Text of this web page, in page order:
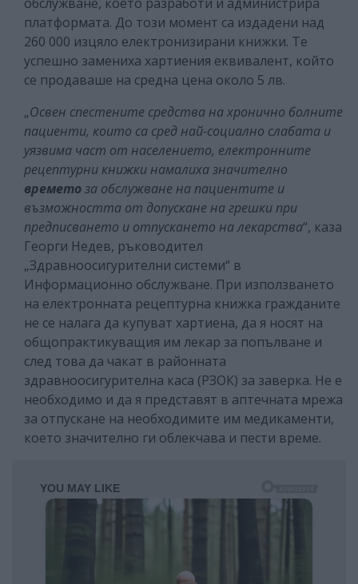
платформата. До този момент са издадени над
260 000 изцяло електронизирани книжки. Те
успешно замениха хартиения еквивалент, който
се продаваше на средна цена около 5 лв.
„Освен спестените средства на хронично болните
пациенти, които са сред най-социално слабата и
уязвима част от населението, електронните
рецептурни книжки намалиха значително
времетоза обслужване на пациентите и
възможността от допускане на грешки при
предписването и отпускането на лекарства“, каза
Георги Недев, ръководител
„Здравноосигурителни системи“ в
Информационно обслужване. При използването
на електронната рецептурна книжка гражданите
не се налага да купуват хартиена, да я носят на
общопрактикуващия им лекар за попълване и
след това да чакат в районната
здравноосигурителна каса (РЗОК) за заверка. Не е
необходимо и да я представят в аптечната мрежа
за отпускане на необходимите им медикаменти,
което значително ги облекчава и пести време.